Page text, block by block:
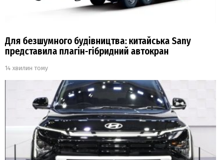
Для безшумного будівництва: китайська Sany
представила плагін-гібридний автокран
14 хвилин тому